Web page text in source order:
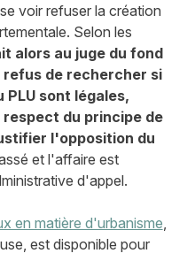
voir refuser la création
Selon les
alors au juge du fond
refus de rechercher si
sont légales,
du principe de
l'opposition du
et l'affaire est
d'appel.
en matière d'urbanisme
est disponible pour